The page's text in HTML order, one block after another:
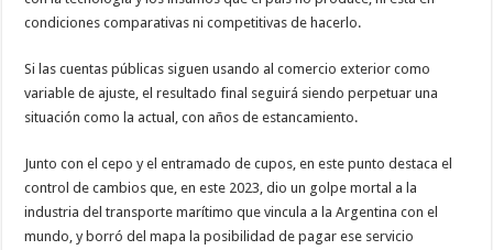
condiciones comparativas ni competitivas de hacerlo.
Si las cuentas públicas siguen usando al comercio exterior como
variable de ajuste, el resultado final seguirá siendo perpetuar una
situación como la actual, con años de estancamiento.
Junto con el cepo y el entramado de cupos, en este punto destaca el
control de cambios que, en este 2023, dio un golpe mortal a la
industria del transporte marítimo que vincula a la Argentina con el
mundo, y borró del mapa la posibilidad de pagar ese servicio